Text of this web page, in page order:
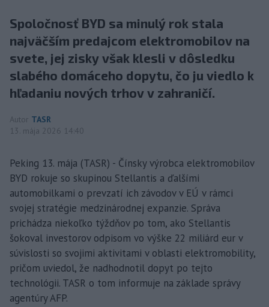
Spoločnosť BYD sa minulý rok stala
najväčším predajcom elektromobilov na
svete, jej zisky však klesli v dôsledku
slabého domáceho dopytu, čo ju viedlo k
hľadaniu nových trhov v zahraničí.
Autor TASR
13. mája 2026 14:40
Peking 13. mája (TASR) - Čínsky výrobca elektromobilov
BYD rokuje so skupinou Stellantis a ďalšími
automobilkami o prevzatí ich závodov v EÚ v rámci
svojej stratégie medzinárodnej expanzie. Správa
prichádza niekoľko týždňov po tom, ako Stellantis
šokoval investorov odpisom vo výške 22 miliárd eur v
súvislosti so svojimi aktivitami v oblasti elektromobility,
pričom uviedol, že nadhodnotil dopyt po tejto
technológii. TASR o tom informuje na základe správy
agentúry AFP.